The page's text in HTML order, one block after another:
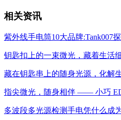
相关资讯
紫外线手电筒10大品牌:Tank007
钥匙扣上的一束微光，藏着生活
藏在钥匙串上的随身光源，化解
指尖微光，随身相伴 —— 小巧
多波段多光源检测手电凭什么成